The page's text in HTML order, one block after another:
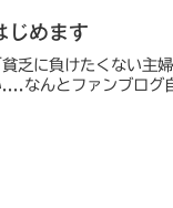
じめます
乏に負けたくない主
なんとファンブロ